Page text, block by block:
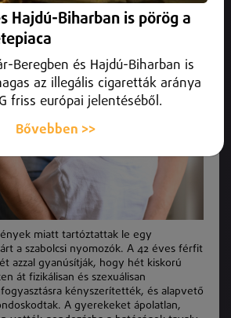
miatt tartóztattak le egy
a szabolcsi nyomozók. A 42 éves férfit
azzal gyanúsítják, hogy hét kiskorú
át fizikálisan és szexuálisan
kényszerítették, és alapvető
A gyerekeket ápolatlan,
Hajdú-Biharban is pörög a
Beregben és Hajdú-Biharban is
az illegális cigaretták aránya
friss európai jelentéséből.
Bővebben >>